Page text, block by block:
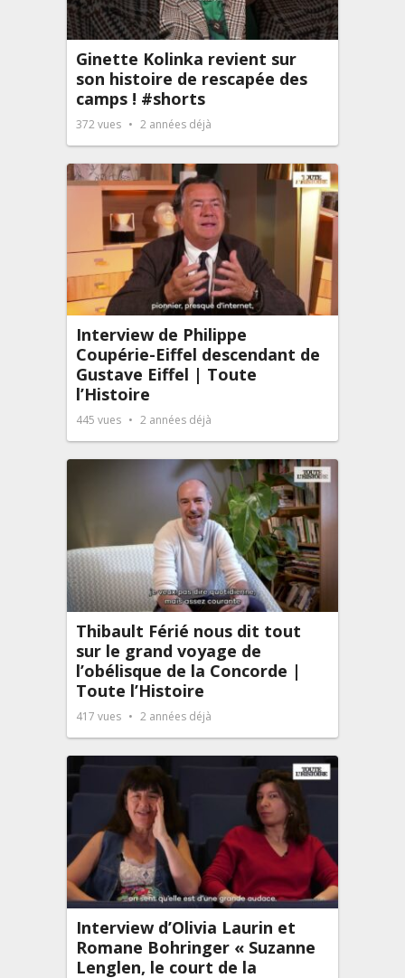
Ginette Kolinka revient sur
son histoire de rescapée des
camps ! #shorts
372vues 2 années déjà
Interview de Philippe
Coupérie-Eiffel descendant de
Gustave Eiffel | Toute
l’Histoire
445 vues 2 années déjà
Thibault Férié nous dit tout
sur le grand voyage de
l’obélisque de la Concorde |
Toute l’Histoire
417 vues 2 années déjà
Interview d’Olivia Laurin et
Romane Bohringer « Suzanne
Lenglen, le court de la